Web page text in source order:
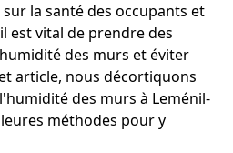
la santé des occupants et
est vital de prendre des
des murs et éviter
article, nous décortiquons
des murs à Leménil-
méthodes pour y